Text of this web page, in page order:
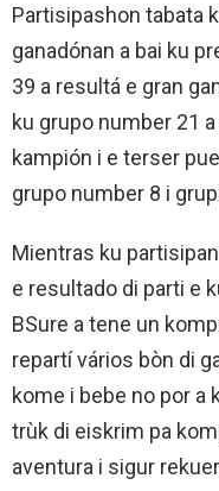
Partisipashon tabata
ganadónan a bai ku
39 a resultá e gran
ku grupo number 21
kampión i e terser
grupo number 8 i
Mientras ku
e resultado di parti e
BSure a tene un
repartí vários bòn di
kome i bebe no por a
trùk di eiskrim pa
aventura i sigur